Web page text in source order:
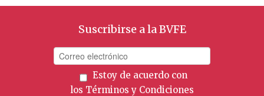
Suscribirse a la BVFE
Estoy de acuerdo con
los Términos y Condiciones